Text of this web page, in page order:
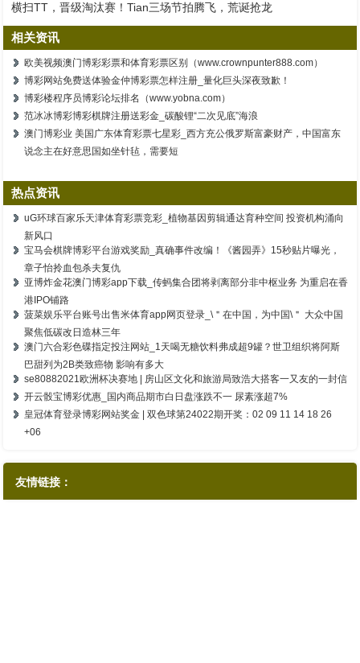
横扫TT，晋级淘汰赛！Tian三场节拍腾飞，荒诞抢龙
相关资讯
欧美视频澳门博彩彩票和体育彩票区别（www.crownpunter888.com）
博彩网站免费送体验金仲博彩票怎样注册_量化巨头深夜致歉！
博彩楼程序员博彩论坛排名（www.yobna.com）
范冰冰博彩博彩棋牌注册送彩金_碳酸锂“二次见底”海浪
澳门博彩业 美国广东体育彩票七星彩_西方充公俄罗斯富豪财产，中国富东
说念主在好意思国如坐针毡，需要短
热点资讯
uG环球百家乐天津体育彩票竞彩_植物基因剪辑通达育种空间 投资机构涌向
新风口
宝马会棋牌博彩平台游戏奖励_真确事件改编！《酱园弄》15秒贴片曝光，
章子怡拎血包杀夫复仇
亚博炸金花澳门博彩app下载_传蚂集合团将剥离部分非中枢业务 为重启在香
港IPO铺路
菠菜娱乐平台账号出售米体育app网页登录_\＂在中国，为中国\＂ 大众中国
聚焦低碳改日造林三年
澳门六合彩色碟指定投注网站_1天喝无糖饮料弗成超9罐？世卫组织将阿斯
巴甜列为2B类致癌物 影响有多大
se80882021欧洲杯决赛地 | 房山区文化和旅游局致浩大搭客一又友的一封信
开云骰宝博彩优惠_国内商品期市白日盘涨跌不一 尿素涨超7%
皇冠体育登录博彩网站奖金 | 双色球第24022期开奖：02 09 11 14 18 26
+06
友情链接：